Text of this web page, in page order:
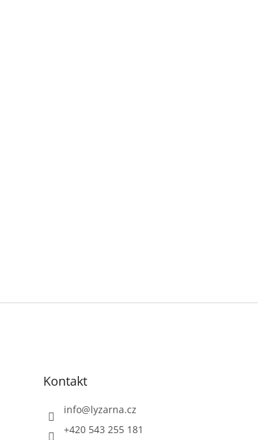
Kontakt
info@lyzarna.cz
+420 543 255 181